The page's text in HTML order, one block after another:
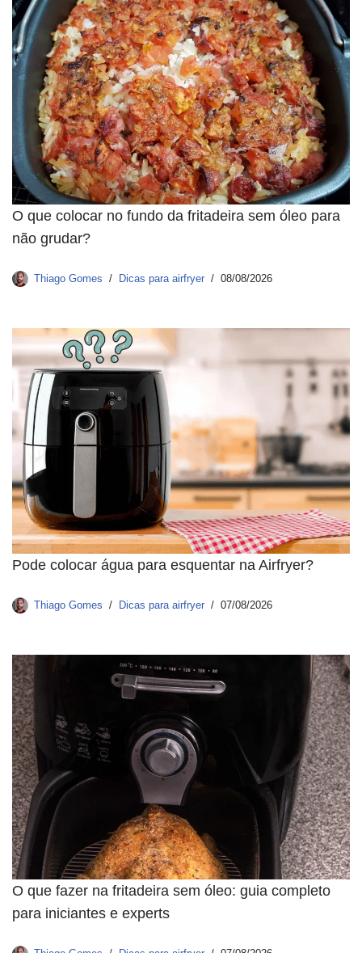
O que colocar no fundo da fritadeira sem óleo para
não grudar?
Thiago Gomes Dicas para airfryer 08/08/2026
Pode colocar água para esquentar na Airfryer?
Thiago Gomes Dicas para airfryer 07/08/2026
O que fazer na fritadeira sem óleo: guia completo
para iniciantes e experts